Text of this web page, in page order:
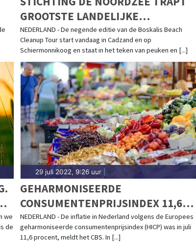
GROOTSTE LANDELIJKE
STRANDOPRUIMACTIE AF: RUIM
2000 VRIJWILLIGERS ONTDOEN
NOORDZEEKUST VAN AFVAL
NEDERLAND - De negende editie van de Boskalis Beach
Cleanup Tour start vandaag in Cadzand en op
Schiermonnikoog en staat in het teken van peuken en [...]
we
de
29 juli 2022, 9:26 uur|
GEHARMONISEERDE
CONSUMENTENPRIJSINDEX 11,6
PROCENT HOGER IN JULI
NEDERLAND - De inflatie in Nederland volgens de Europees
geharmoniseerde consumentenprijsindex (HICP) was in juli
11,6 procent, meldt het CBS. In [...]